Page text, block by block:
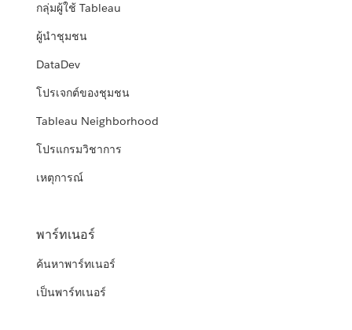
กลุ่มผู้ใช้ Tableau
ผู้นำชุมชน
DataDev
โปรเจกต์ของชุมชน
Tableau Neighborhood
โปรแกรมวิชาการ
เหตุการณ์
พาร์ทเนอร์
ค้นหาพาร์ทเนอร์
เป็นพาร์ทเนอร์